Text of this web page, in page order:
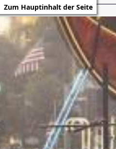
Zum Hauptinhalt der Seite